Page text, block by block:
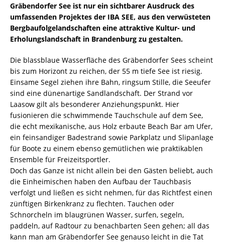
Gräbendorfer See ist nur ein sichtbarer Ausdruck des
umfassenden Projektes der IBA SEE, aus den verwüsteten
Bergbaufolgelandschaften eine attraktive Kultur- und
Erholungslandschaft in Brandenburg zu gestalten.
Die blassblaue Wasserfläche des Gräbendorfer Sees scheint
bis zum Horizont zu reichen, der 55 m tiefe See ist riesig.
Einsame Segel ziehen ihre Bahn, ringsum Stille, die Seeufer
sind eine dünenartige Sandlandschaft. Der Strand vor
Laasow gilt als besonderer Anziehungspunkt. Hier
fusionieren die schwimmende Tauchschule auf dem See,
die echt mexikanische, aus Holz erbaute Beach Bar am Ufer,
ein feinsandiger Badestrand sowie Parkplatz und Slipanlage
für Boote zu einem ebenso gemütlichen wie praktikablen
Ensemble für Freizeitsportler.
Doch das Ganze ist nicht allein bei den Gästen beliebt, auch
die Einheimischen haben den Aufbau der Tauchbasis
verfolgt und ließen es sicht nehmen, für das Richtfest einen
zünftigen Birkenkranz zu flechten. Tauchen oder
Schnorcheln im blaugrünen Wasser, surfen, segeln,
paddeln, auf Radtour zu benachbarten Seen gehen; all das
kann man am Gräbendorfer See genauso leicht in die Tat